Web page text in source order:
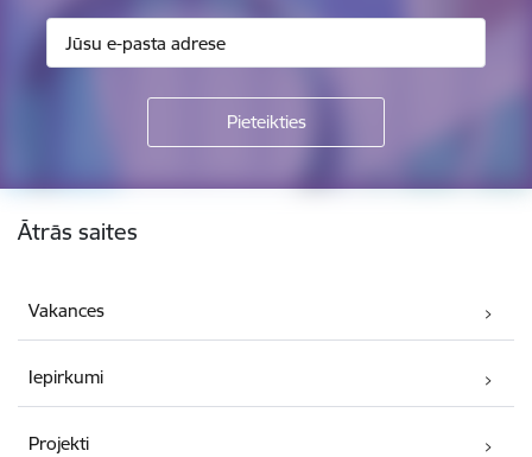
Kājene
Ātrās saites
Vakances
Iepirkumi
Projekti